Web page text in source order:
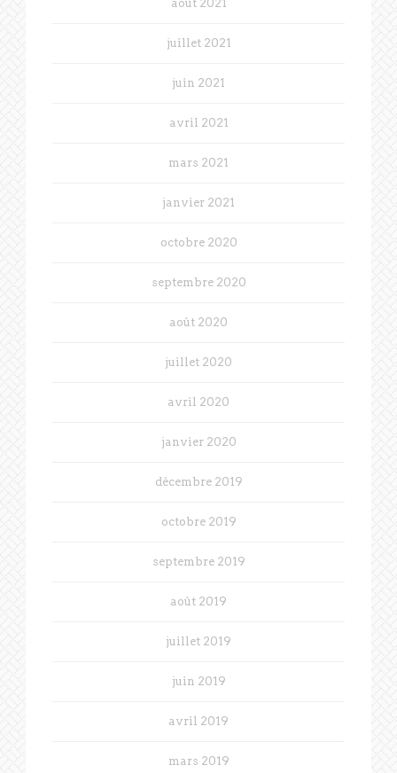
août 2021
juillet 2021
juin 2021
avril 2021
mars 2021
janvier 2021
octobre 2020
septembre 2020
août 2020
juillet 2020
avril 2020
janvier 2020
décembre 2019
octobre 2019
septembre 2019
août 2019
juillet 2019
juin 2019
avril 2019
mars 2019